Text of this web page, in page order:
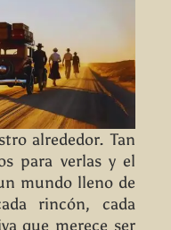
alrededor. Tan
para verlas y el
mundo lleno de
rincón, cada
que merece ser